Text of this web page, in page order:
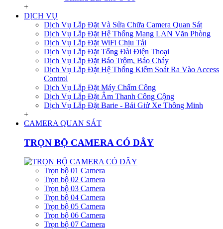
+
DỊCH VỤ
Dịch Vụ Lắp Đặt Và Sửa Chữa Camera Quan Sát
Dịch Vụ Lắp Đặt Hệ Thống Mạng LAN Văn Phòng
Dịch Vụ Lắp Đặt WiFi Chịu Tải
Dịch Vụ Lắp Đặt Tổng Đài Điện Thoại
Dịch Vụ Lắp Đặt Báo Trộm, Báo Cháy
Dịch Vụ Lắp Đặt Hệ Thống Kiểm Soát Ra Vào Access
Control
Dịch Vụ Lắp Đặt Máy Chấm Công
Dịch Vụ Lắp Đặt Âm Thanh Công Cộng
Dịch Vụ Lắp Đặt Barie - Bải Giử Xe Thông Minh
+
CAMERA QUAN SÁT
TRỌN BỘ CAMERA CÓ DÂY
Trọn bộ 01 Camera
Trọn bộ 02 Camera
Trọn bộ 03 Camera
Trọn bộ 04 Camera
Trọn bộ 05 Camera
Trọn bộ 06 Camera
Trọn bộ 07 Camera